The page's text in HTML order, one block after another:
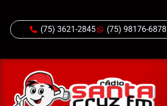
(75) 3621-2845 (75) 98176-6878